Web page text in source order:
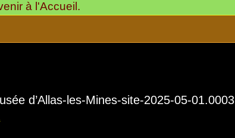
à l'Accueil.
d’Allas-les-Mines-site-2025-05-01.0003